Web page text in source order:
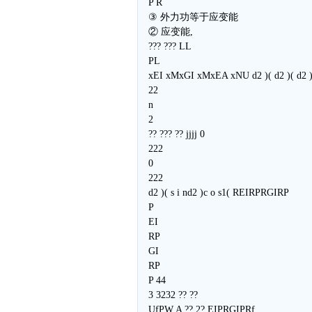
P R
③ 外力功等于应变能
② 应变能,
??? ??? LL
PL
xEI xMxGI xMxEA xNU d2 )( d2 )( d2
22
n
2
?? ??? ?? jjjj 0
222
0
222
d2 )( s i nd2 )c o s1( REIRPRGIRP
P
EI
RP
GI
RP
P 44
3 3232 ?? ??
UfPW A ?? 2? EIPRGIPRf